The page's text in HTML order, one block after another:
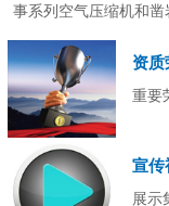
事系列空气压缩机和凿
的专业机构。产品广泛
业气源、各类矿山开采
目建设。企业以技术开
心，...
资质
重要
宣传
展示